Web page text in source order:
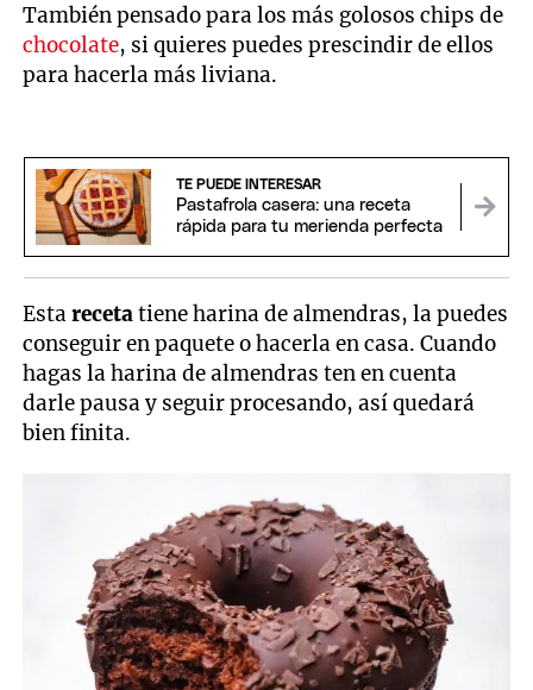
También pensado para los más golosos chips de
chocolate, si quieres puedes prescindir de ellos
para hacerla más liviana.
TE PUEDE INTERESAR
Pastafrola casera: una receta
rápida para tu merienda perfecta
Estarecetatiene harina de almendras, la puedes
conseguir en paquete o hacerla en casa. Cuando
hagas la harina de almendras ten en cuenta
darle pausa y seguir procesando, así quedará
bien finita.